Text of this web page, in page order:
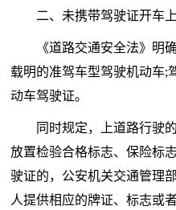
二、未携带驾驶证开车
《道路交通安全法》明
载明的准驾车型驾驶机动车;
动车驾驶证。
同时规定，上道路行驶
放置检验合格标志、保险标
驶证的，公安机关交通管理
人提供相应的牌证、标志或